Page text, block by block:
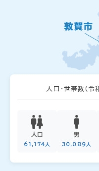
人口・世帯数 （
人口
61,174人
男
30,089人